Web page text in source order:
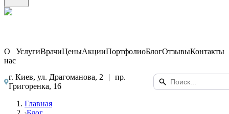
О
нас
УслугиВрачиЦеныАкцииПортфолиоБлогОтзывыКонтакты
г. Киев, ул. Драгоманова, 2 |
пр.
Григоренка, 16
Главная